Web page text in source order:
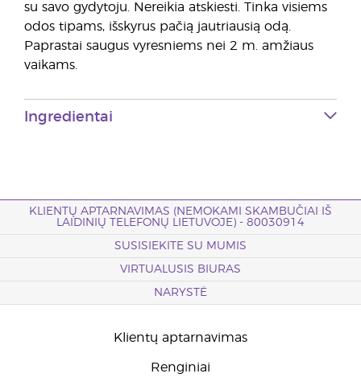
su savo gydytoju. Nereikia atskiesti. Tinka visiems
odos tipams, išskyrus pačią jautriausią odą.
Paprastai saugus vyresniems nei 2 m. amžiaus
vaikams.
Ingredientai
KLIENTŲ APTARNAVIMAS (NEMOKAMI SKAMBUČIAI IŠ
LAIDINIŲ TELEFONŲ LIETUVOJE) - 80030914
SUSISIEKITE SU MUMIS
VIRTUALUSIS BIURAS
NARYSTĖ
Klientų aptarnavimas
Renginiai